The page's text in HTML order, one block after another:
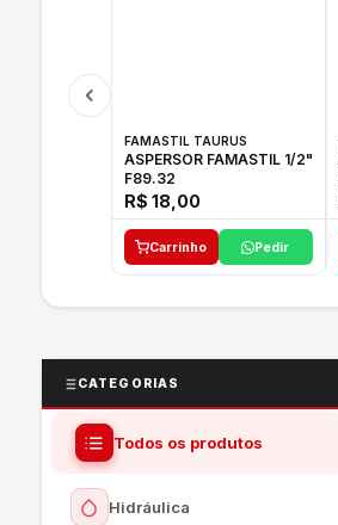
FAMASTIL TAURUS
ASPERSOR FAMASTIL 1/2"
F89.32
R$ 18,00
Carrinho Pedir
CATEGORIAS
Todos os produtos
Hidráulica